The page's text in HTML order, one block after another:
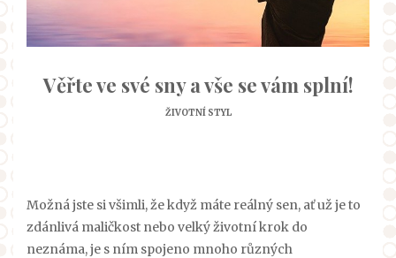
Věřte ve své sny a vše se vám splní!
ŽIVOTNÍ STYL
Možná jste si všimli, že když máte reálný sen, ať už je to
zdánlivá maličkost nebo velký životní krok do
neznáma, je s ním spojeno mnoho různých